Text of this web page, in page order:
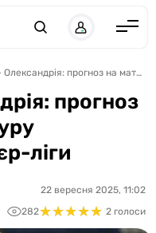
Англія
Іспанія
Німеччина
Італія
Франція
Україна
Динамо – Олександрія: прогноз на матч шостого туру Української Прем’єр-ліги
прогноз
ліги
22 вересня 2025, 11:02
282★★★★★
★★★★★ 2 голоси